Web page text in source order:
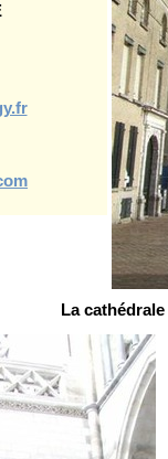
La